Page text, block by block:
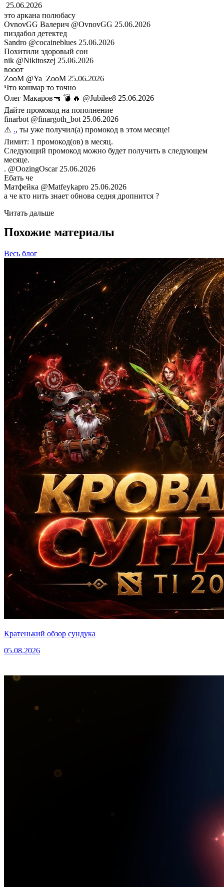
25.06.2026
это аркана полюбасу
OvnovGG Валерич @OvnovGG 25.06.2026
пиздабол детектед
Sandro @cocaineblues 25.06.2026
Похитили здоровый сон
nik @Nikitoszej 25.06.2026
вооот
ZooM @Ya_ZooM 25.06.2026
Что кошмар то точно
Олег Макаров🔫 💣 🔥 @Jubilee8 25.06.2026
Дайте промокод на пополнение
finarbot @finargoth_bot 25.06.2026
⚠️ ., ты уже получил(а) промокод в этом месяце!
Лимит: 1 промокод(ов) в месяц.
Следующий промокод можно будет получить в следующем
месяце.
. @OozingOscar 25.06.2026
Ебать че
Матфейка @Matfeykapro 25.06.2026
а че кто нить знает обнова седня дропнится ?
Читать дальше
Похожие материалы
Весь блог
Кратенький обзор сундука
05.08.2026